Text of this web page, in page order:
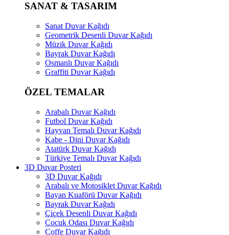
SANAT & TASARIM
Sanat Duvar Kağıdı
Geometrik Desenli Duvar Kağıdı
Müzik Duvar Kağıdı
Bayrak Duvar Kağıdı
Osmanlı Duvar Kağıdı
Graffiti Duvar Kağıdı
ÖZEL TEMALAR
Arabalı Duvar Kağıdı
Futbol Duvar Kağıdı
Hayvan Temalı Duvar Kağıdı
Kabe - Dini Duvar Kağıdı
Atatürk Duvar Kağıdı
Türkiye Temalı Duvar Kağıdı
3D Duvar Posteri
3D Duvar Kağıdı
Arabalı ve Motosiklet Duvar Kağıdı
Bayan Kuaförü Duvar Kağıdı
Bayrak Duvar Kağıdı
Çiçek Desenli Duvar Kağıdı
Çocuk Odası Duvar Kağıdı
Coffe Duvar Kağıdı